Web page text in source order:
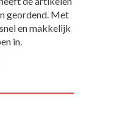
geordend. Met
en makkelijk
in.